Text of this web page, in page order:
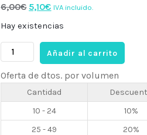
6,00€ El
precio
era:
6,00€.
5,10€El
precio
es:
5,10€.
IVA incluido.
Hay existencias
Esmalte
semi
HEMA
TPO
Free
Añadir al carrito
Oferta de dtos. por volumen
Cantidad
10 - 24
10%
25 - 49
20%